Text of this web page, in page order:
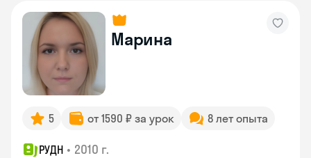
Марина
5 от 1590 ₽ за урок 8 лет опыта
РУДН • 2010 г.